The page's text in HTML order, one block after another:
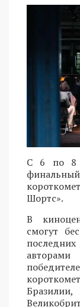
С 6 по 8
Шортс».
В
смогут
последних